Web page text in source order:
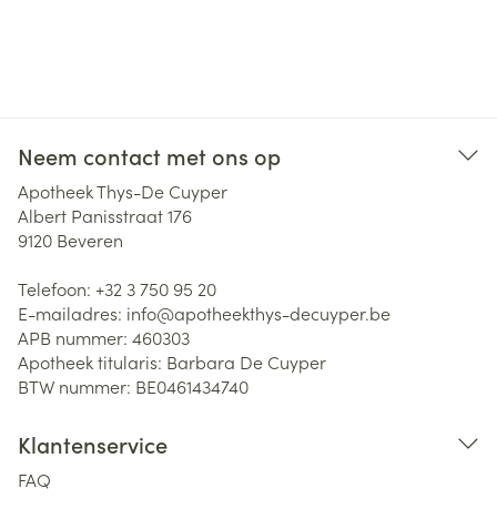
Neem contact met ons op
Apotheek Thys-De Cuyper
Albert Panisstraat 176
9120 Beveren
Telefoon: +32 3 750 95 20
E-mailadres: info@apotheekthys-decuyper.be
APB nummer: 460303
Apotheek titularis: Barbara De Cuyper
BTW nummer: BE0461434740
Klantenservice
FAQ